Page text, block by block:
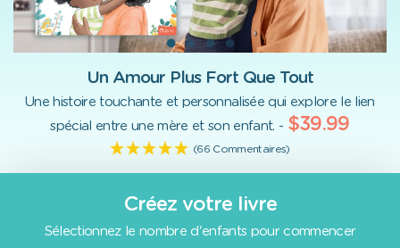
Un Amour Plus Fort Que Tout
Une histoire touchante et personnalisée qui explore le lien
spécial entre une mère et son enfant. - $39.99
(66 Commentaires)
Créez votre livre
Sélectionnez le nombre d'enfants pour commencer